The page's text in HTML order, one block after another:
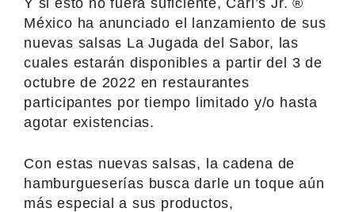
México ha anunciado el lanzamiento de sus
nuevas salsas La Jugada del Sabor, las
cuales estarán disponibles a partir del 3 de
octubre de 2022 en restaurantes
participantes por tiempo limitado y/o hasta
agotar existencias.
Con estas nuevas salsas, la cadena de
hamburgueserías busca darle un toque aún
más especial a sus productos,